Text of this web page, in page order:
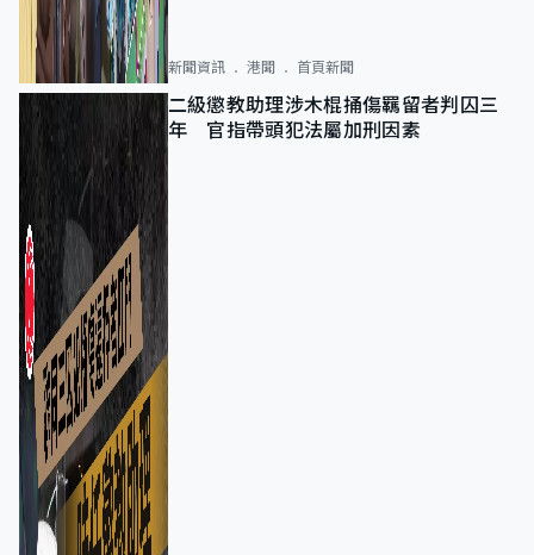
新聞資訊 港聞 首頁新聞
二級懲教助理涉木棍捅傷羈留者判囚三
年 官指帶頭犯法屬加刑因素